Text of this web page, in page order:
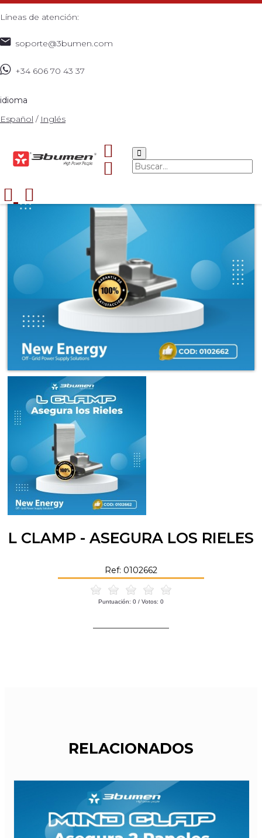
Líneas de atención:
soporte@3bumen.com
+34 606 70 43 37
idioma
Español / Inglés
CLAMP - ASEGURA LOS RIELES
L CLAMP - ASEGURA LOS RIELES
Ref: 0102662
Puntuación: 0 / Votos: 0
RELACIONADOS